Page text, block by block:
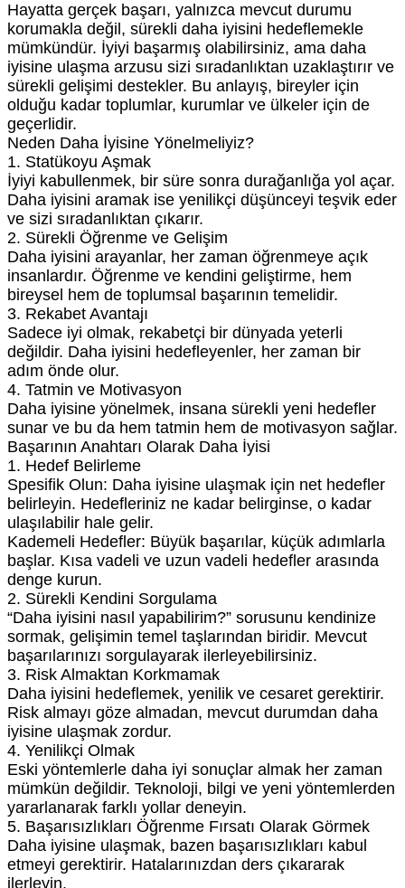
Hayatta gerçek başarı, yalnızca mevcut durumu
korumakla değil, sürekli daha iyisini hedeflemekle
mümkündür. İyiyi başarmış olabilirsiniz, ama daha
iyisine ulaşma arzusu sizi sıradanlıktan uzaklaştırır ve
sürekli gelişimi destekler. Bu anlayış, bireyler için
olduğu kadar toplumlar, kurumlar ve ülkeler için de
geçerlidir.
Neden Daha İyisine Yönelmeliyiz?
1. Statükoyu Aşmak
İyiyi kabullenmek, bir süre sonra durağanlığa yol açar.
Daha iyisini aramak ise yenilikçi düşünceyi teşvik eder
ve sizi sıradanlıktan çıkarır.
2. Sürekli Öğrenme ve Gelişim
Daha iyisini arayanlar, her zaman öğrenmeye açık
insanlardır. Öğrenme ve kendini geliştirme, hem
bireysel hem de toplumsal başarının temelidir.
3. Rekabet Avantajı
Sadece iyi olmak, rekabetçi bir dünyada yeterli
değildir. Daha iyisini hedefleyenler, her zaman bir
adım önde olur.
4. Tatmin ve Motivasyon
Daha iyisine yönelmek, insana sürekli yeni hedefler
sunar ve bu da hem tatmin hem de motivasyon sağlar.
Başarının Anahtarı Olarak Daha İyisi
1. Hedef Belirleme
Spesifik Olun: Daha iyisine ulaşmak için net hedefler
belirleyin. Hedefleriniz ne kadar belirginse, o kadar
ulaşılabilir hale gelir.
Kademeli Hedefler: Büyük başarılar, küçük adımlarla
başlar. Kısa vadeli ve uzun vadeli hedefler arasında
denge kurun.
2. Sürekli Kendini Sorgulama
“Daha iyisini nasıl yapabilirim?” sorusunu kendinize
sormak, gelişimin temel taşlarından biridir. Mevcut
başarılarınızı sorgulayarak ilerleyebilirsiniz.
3. Risk Almaktan Korkmamak
Daha iyisini hedeflemek, yenilik ve cesaret gerektirir.
Risk almayı göze almadan, mevcut durumdan daha
iyisine ulaşmak zordur.
4. Yenilikçi Olmak
Eski yöntemlerle daha iyi sonuçlar almak her zaman
mümkün değildir. Teknoloji, bilgi ve yeni yöntemlerden
yararlanarak farklı yollar deneyin.
5. Başarısızlıkları Öğrenme Fırsatı Olarak Görmek
Daha iyisine ulaşmak, bazen başarısızlıkları kabul
etmeyi gerektirir. Hatalarınızdan ders çıkararak
ilerleyin.